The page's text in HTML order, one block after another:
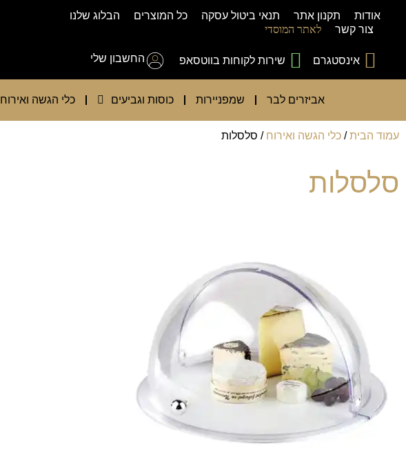
אודות תקנון אתר תנאי ביטול עסקה כל המוצרים
הבלוג שלנו
צור קשר
לאתר המוסדי
אינסטגרם שירות לקוחות בווטסאפ החשבון שלי
אביזרים לבר שמפניירות כוסות וגביעים כלי הגשה ואירוח
עמוד הבית/ כלי הגשה ואירוח / סלסלות
סלסלות